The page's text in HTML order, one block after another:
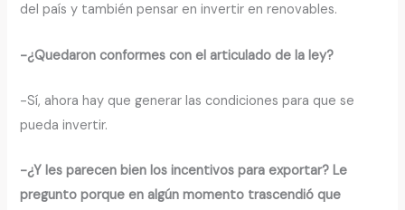
del país y también pensar en invertir en renovables.
-¿Quedaron conformes con el articulado de la ley?
-Sí, ahora hay que generar las condiciones para que se
pueda invertir.
-¿Y les parecen bien los incentivos para exportar? Le
pregunto porque en algún momento trascendió que